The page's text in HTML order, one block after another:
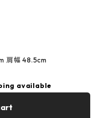
肩幅 48.5cm
available